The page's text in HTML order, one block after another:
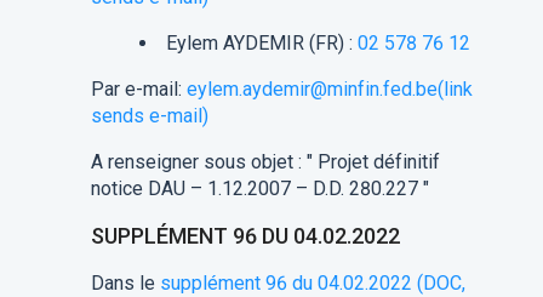
Eylem AYDEMIR (FR) : 02 578 76 12
Par e-mail: eylem.aydemir@minfin.fed.be(link
sends e-mail)
A renseigner sous objet : " Projet définitif
notice DAU – 1.12.2007 – D.D. 280.227 "
SUPPLÉMENT 96 DU 04.02.2022
Dans le supplément 96 du 04.02.2022 (DOC,